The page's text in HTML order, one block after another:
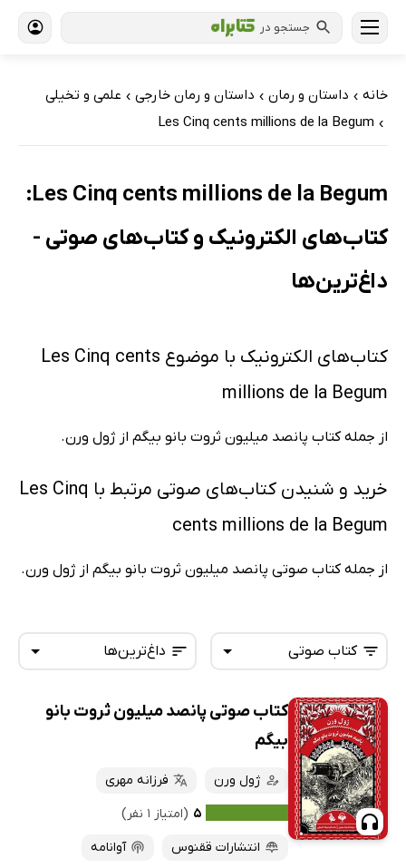
جستجو در
خانه › داستان و رمان › داستان و رمان خارجی › علمی و تخیلی
›
Les Cinq cents millions de la Begum
Les Cinq cents millions de la Begum:
کتاب‌های الکترونیک و کتاب‌های صوتی -
داغ‌ترین‌ها
کتاب‌های الکترونیک با موضوع Les Cinq cents
millions de la Begum
از جمله کتاب پانصد میلیون ثروت بانو بیگم از ژول ورن.
خرید و شنیدن کتاب‌های صوتی مرتبط با Les Cinq
cents millions de la Begum
از جمله کتاب صوتی پانصد میلیون ثروت بانو بیگم از ژول ورن.
داغ‌ترین‌ها
تازه‌ها
پرفروش‌ها
پربحث‌ها
ارزان ترین‌ها
کتاب صوتی
همه کتاب‌ها
کتاب‌های صوتی
کتاب‌های متنی
کتاب صوتی پانصد میلیون ثروت بانو
بیگم
ژول ورن
فرزانه مهری
۵ (امتیاز ۱ نفر)
انتشارات ققنوس
آوانامه